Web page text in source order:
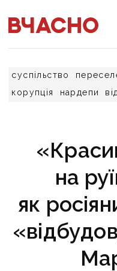
суспільство
корупція
нардепи
на
як